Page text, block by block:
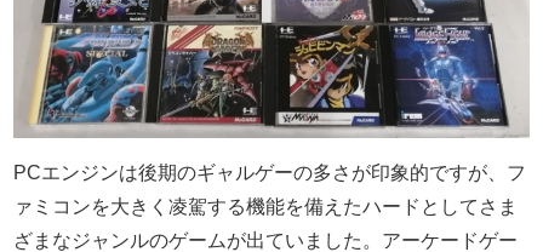
PCエンジンは後期のギャルゲーの多さが印象的ですが、フ
ァミコンを大きく凌駕する機能を備えたハードとしてさま
ざまなジャンルのゲームが出ていました。アーケードゲー